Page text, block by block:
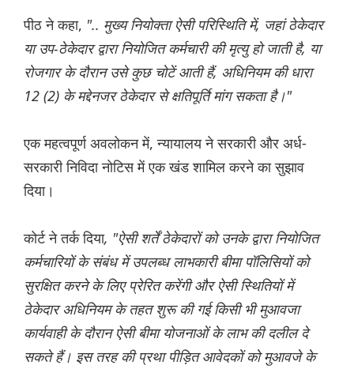
पीठ ने कहा, ".. मुख्य नियोक्ता ऐसी परिस्थिति में, जहां ठेकेदार
या उप-ठेकेदार द्वारा नियोजित कर्मचारी की मृत्यु हो जाती है, या
रोजगार के दौरान उसे कुछ चोटें आती हैं, अधिनियम की धारा
12 (2) के मद्देनजर ठेकेदार से क्षतिपूर्ति मांग सकता है।"
एक महत्वपूर्ण अवलोकन में, न्यायालय ने सरकारी और अर्ध-
सरकारी निविदा नोटिस में एक खंड शामिल करने का सुझाव
दिया।
कोर्ट ने तर्क दिया, "ऐसी शर्तें ठेकेदारों को उनके द्वारा नियोजित
कर्मचारियों के संबंध में उपलब्ध लाभकारी बीमा पॉलिसियों को
सुरक्षित करने के लिए प्रेरित करेंगी और ऐसी स्थितियों में
ठेकेदार अधिनियम के तहत शुरू की गई किसी भी मुआवजा
कार्यवाही के दौरान ऐसी बीमा योजनाओं के लाभ की दलील दे
सकते हैं। इस तरह की प्रथा पीड़ित आवेदकों को मुआवजे के